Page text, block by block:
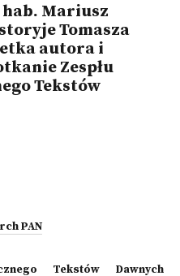
Mariusz
Tomasza
autora i
Zespłu
Tekstów
PAN
Tekstów Dawnych